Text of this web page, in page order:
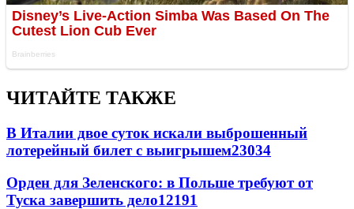
ЧИТАЙТЕ ТАКЖЕ
В Италии двое суток искали выброшенный
лотерейный билет с выигрышем23034
Орден для Зеленского: в Польше требуют от
Туска завершить дело12191